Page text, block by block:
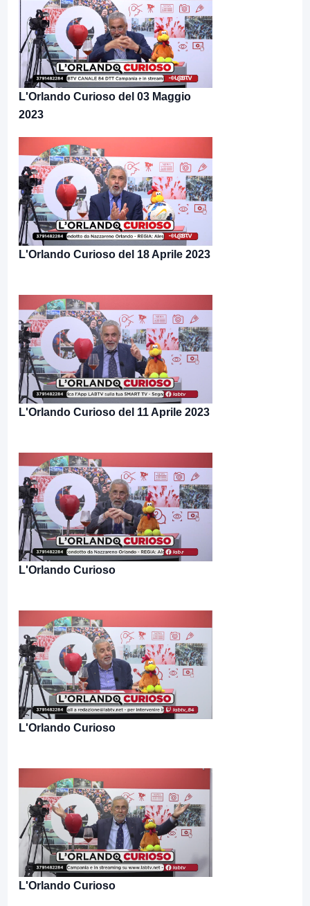
L'Orlando Curioso del 03 Maggio
2023
L'Orlando Curioso del 18 Aprile 2023
L'Orlando Curioso del 11 Aprile 2023
L'Orlando Curioso
L'Orlando Curioso
L'Orlando Curioso